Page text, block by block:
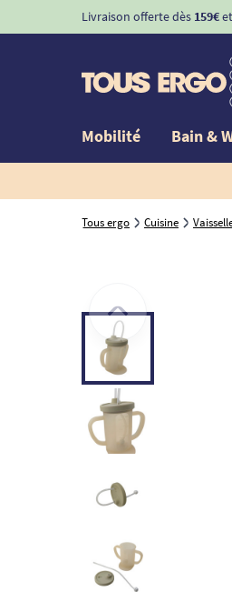
Livraison offerte dès 159€
Mobilité Bain &
Tous ergo Cuisine